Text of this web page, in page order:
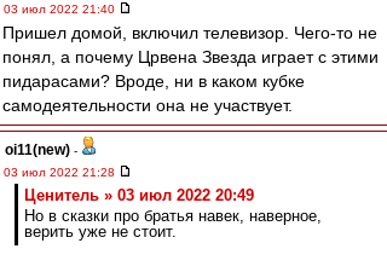
03 июл 2022 21:40
Пришел домой, включил телевизор. Чего-то не
понял, а почему Црвена Звезда играет с этими
пидарасами? Вроде, ни в каком кубке
самодеятельности она не участвует.
oi11(new) -
03 июл 2022 21:28
Ценитель » 03 июл 2022 20:49
Но в сказки про братья навек, наверное,
верить уже не стоит.